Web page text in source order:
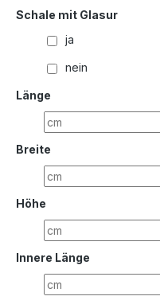
Schale mit Glasur
ja
nein
Länge
Breite
Höhe
Innere Länge